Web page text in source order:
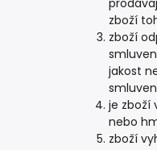
zboží
zboží
jakost
je zboží
nebo
zboží